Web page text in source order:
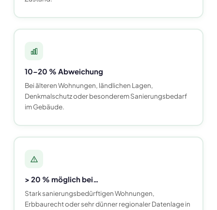
10–20 % Abweichung
Bei älteren Wohnungen, ländlichen Lagen,
Denkmalschutz oder besonderem Sanierungsbedarf
im Gebäude.
> 20 % möglich bei…
Stark sanierungsbedürftigen Wohnungen,
Erbbaurecht oder sehr dünner regionaler Datenlage in